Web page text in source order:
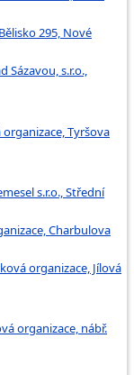
295, Nové
Sázavou, s.r.o.,
Tyršova
s.r.o., Střední
Charbulova
organizace, Jílová
organizace, nábř.